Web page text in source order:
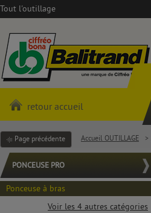
Tout l'outillage
retour accueil
Page précédente Accueil OUTILLAGE >
PONCEUSE PRO
Ponceuse à bras
Voir les 4 autres catégories